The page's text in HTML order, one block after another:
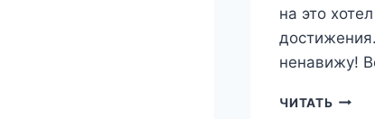
на это
ненавижу!
ЧИТАТЬ